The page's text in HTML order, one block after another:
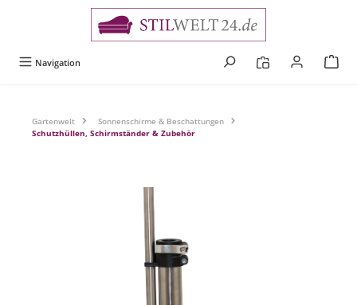
Navigation
Gartenwelt
Sonnenschirme & Beschattungen
Schutzhüllen, Schirmständer & Zubehör